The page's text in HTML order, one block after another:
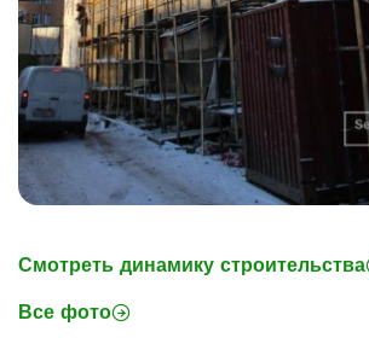
Смотреть динамику строительства
Все фото